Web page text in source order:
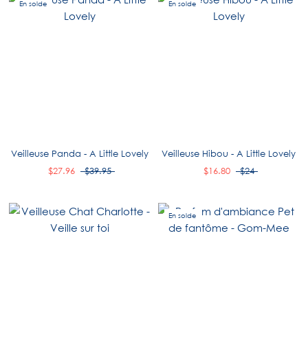
En solde
Veilleuse Panda - A Little Lovely
$27.96
$39.95
En solde
Veilleuse Hibou - A Little Lovely
$16.80
$24
En solde